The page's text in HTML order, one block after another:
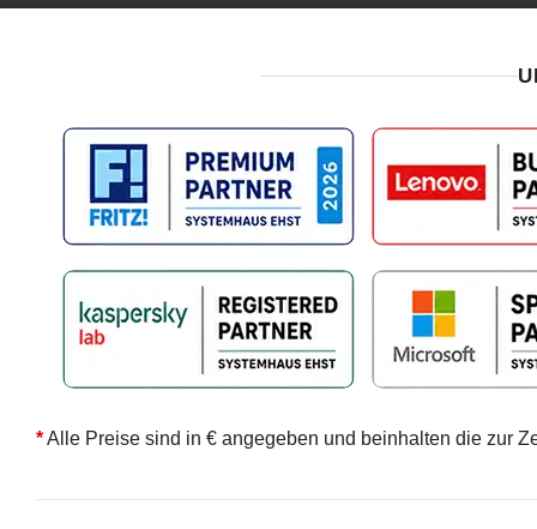
*Alle Preise sind in € angegeben und beinhalten die zur